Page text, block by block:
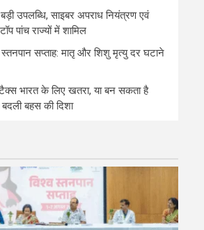
उपलब्धि, साइबर अपराध नियंत्रण एवं
पांच राज्यों में शामिल
स्तनपान सप्ताह: मातृ और शिशु मृत्यु दर घटाने
टैक्स भारत के लिए खतरा, या बन सकता है
बहस की दिशा